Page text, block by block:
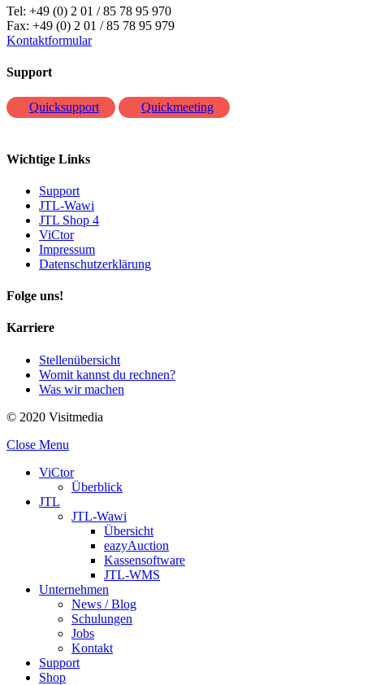
Tel: +49 (0) 2 01 / 85 78 95 970
Fax: +49 (0) 2 01 / 85 78 95 979
Kontaktformular
Support
Quicksupport Quickmeeting
Wichtige Links
Support
JTL-Wawi
JTL Shop 4
ViCtor
Impressum
Datenschutzerklärung
Folge uns!
Karriere
Stellenübersicht
Womit kannst du rechnen?
Was wir machen
© 2020 Visitmedia
Close Menu
ViCtor
Überblick
JTL
JTL-Wawi
Übersicht
eazyAuction
Kassensoftware
JTL-WMS
Unternehmen
News / Blog
Schulungen
Jobs
Kontakt
Support
Shop